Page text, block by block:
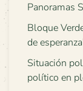
Panoramas
Bloque
de
Situación
político en